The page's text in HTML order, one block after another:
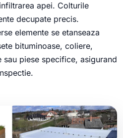
apei. Colturile
decupate precis.
elemente se etanseaza
bituminoase, coliere,
sau piese specifice, asigurand